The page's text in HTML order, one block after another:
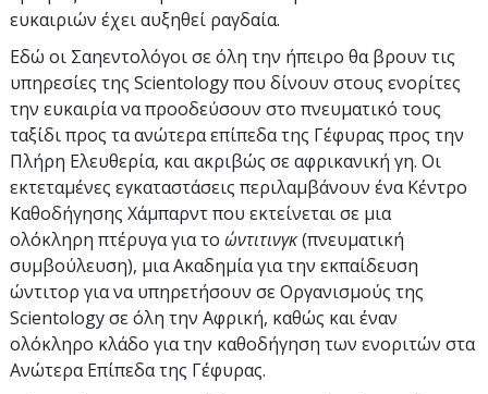
ευκαιριών έχει αυξηθεί ραγδαία.
Εδώ οι Σαηεντολόγοι σε όλη την ήπειρο θα βρουν τις
υπηρεσίες της Scientology που δίνουν στους ενορίτες
την ευκαιρία να προοδεύσουν στο πνευματικό τους
ταξίδι προς τα ανώτερα επίπεδα της Γέφυρας προς την
Πλήρη Ελευθερία, και ακριβώς σε αφρικανική γη. Οι
εκτεταμένες εγκαταστάσεις περιλαμβάνουν ένα Κέντρο
Καθοδήγησης Χάμπαρντ που εκτείνεται σε μια
ολόκληρη πτέρυγα για το ώντιτινγκ(πνευματική
συμβούλευση), μια Ακαδημία για την εκπαίδευση
ώντιτορ για να υπηρετήσουν σε Οργανισμούς της
Scientology σε όλη την Αφρική, καθώς και έναν
ολόκληρο κλάδο για την καθοδήγηση των ενοριτών στα
Ανώτερα Επίπεδα της Γέφυρας.